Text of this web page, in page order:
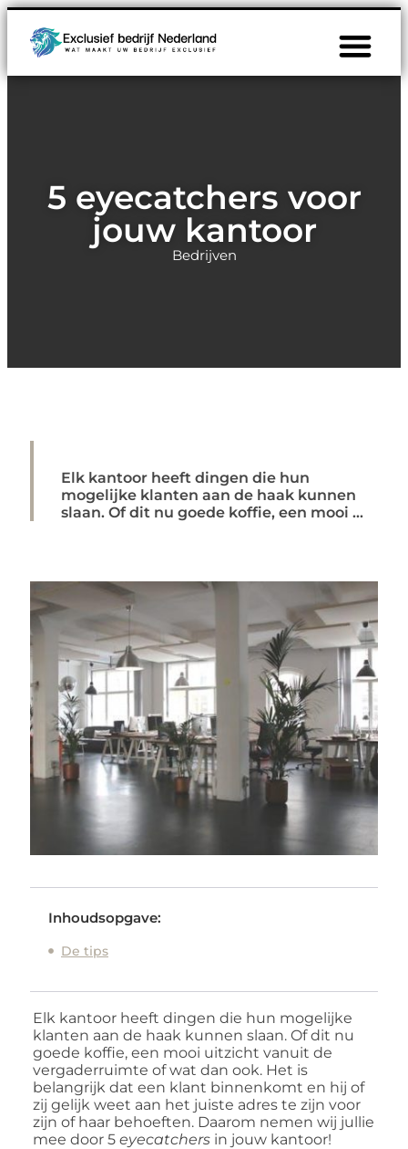
5 eyecatchers voor
jouw kantoor
Bedrijven
Elk kantoor heeft dingen die hun
mogelijke klanten aan de haak kunnen
slaan. Of dit nu goede koffie, een mooi ...
Inhoudsopgave:
De tips
Elk kantoor heeft dingen die hun mogelijke
klanten aan de haak kunnen slaan. Of dit nu
goede koffie, een mooi uitzicht vanuit de
vergaderruimte of wat dan ook. Het is
belangrijk dat een klant binnenkomt en hij of
zij gelijk weet aan het juiste adres te zijn voor
zijn of haar behoeften. Daarom nemen wij jullie
mee door 5 eyecatchers in jouw kantoor!